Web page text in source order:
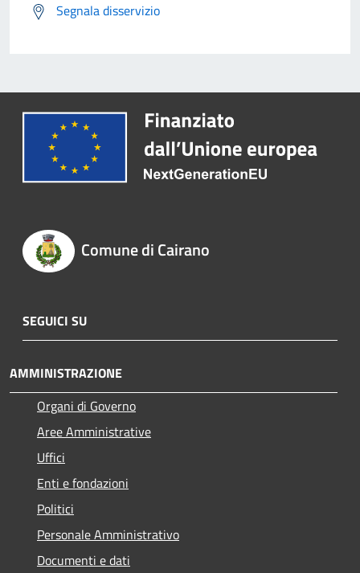
Segnala disservizio
Comune di Cairano
SEGUICI SU
AMMINISTRAZIONE
Organi di Governo
Aree Amministrative
Uffici
Enti e fondazioni
Politici
Personale Amministrativo
Documenti e dati